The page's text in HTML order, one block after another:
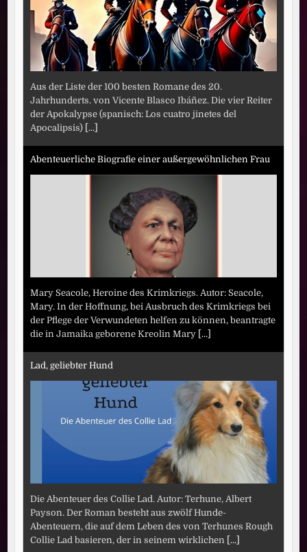
Aus der Liste der 100 besten Romane des 20.
Jahrhunderts. von Vicente Blasco Ibáñez. Die vier Reiter
der Apokalypse (spanisch: Los cuatro jinetes del
Apocalipsis) [...]
Abenteuerliche Biografie einer außergewöhnlichen Frau
Mary Seacole, Heroine des Krimkriegs. Autor: Seacole,
Mary. In der Hoffnung, bei Ausbruch des Krimkriegs bei
der Pflege der Verwundeten helfen zu können, beantragte
die in Jamaika geborene Kreolin Mary [...]
Lad, geliebter Hund
Die Abenteuer des Collie Lad. Autor: Terhune, Albert
Payson. Der Roman besteht aus zwölf Hunde-
Abenteuern, die auf dem Leben des von Terhunes Rough
Collie Lad basieren, der in seinem wirklichen [...]